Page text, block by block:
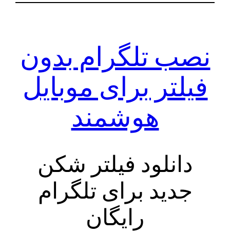
نصب تلگرام بدون
فیلتر برای موبایل
هوشمند
دانلود فیلتر شکن
جدید برای تلگرام
رایگان